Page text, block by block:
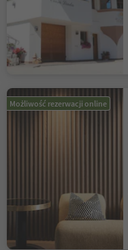
Możliwość rezerwacji online